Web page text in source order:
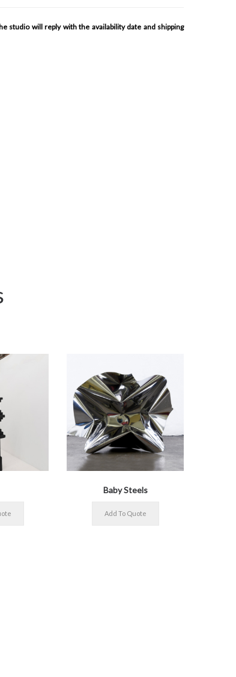
studio will reply with the availability date and shipping
Baby Steels